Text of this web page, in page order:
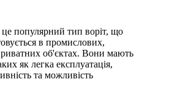
це популярний тип воріт, що
в промислових,
об'єктах. Вони мають
як легка експлуатація,
та можливість